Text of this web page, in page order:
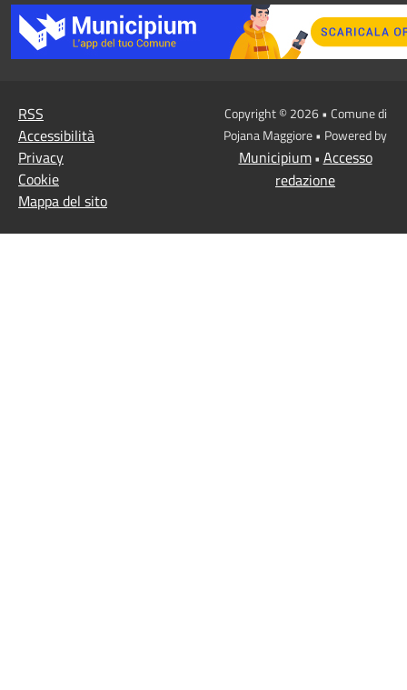
RSS
Accessibilità
Privacy
Cookie
Mappa del sito
Copyright © 2026 • Comune di
Pojana Maggiore • Powered by
Municipium• Accesso
redazione